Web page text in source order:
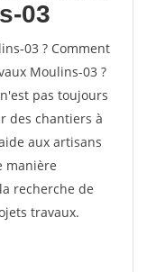
03
03 ? Comment
Moulins-03 ?
pas toujours
des chantiers à
aux artisans
manière
recherche de
travaux.